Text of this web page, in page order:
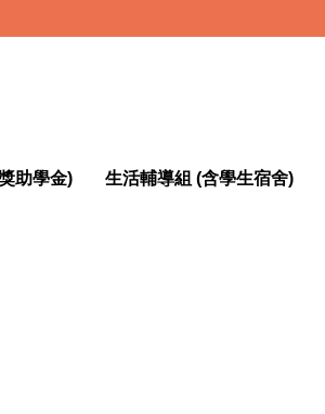
助學金) 生活輔導組 (含學生宿舍)